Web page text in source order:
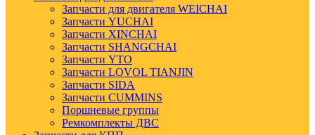
Запчасти для двигателя WEICHAI
Запчасти YUCHAI
Запчасти XINCHAI
Запчасти SHANGCHAI
Запчасти YTO
Запчасти LOVOL TIANJIN
Запчасти SIDA
Запчасти CUMMINS
Поршневые группы
Ремкомплекты ДВС